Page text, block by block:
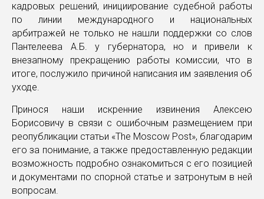
кадровых решений, инициирование судебной работы
по линии международного и национальных
арбитражей не только не нашли поддержки со слов
Пантелеева А.Б. у губернатора, но и привели к
внезапному прекращению работы комиссии, что в
итоге, послужило причиной написания им заявления об
уходе.
Принося наши искренние извинения Алексею
Борисовичу в связи с ошибочным размещением при
реопубликации статьи «The Moscow Post», благодарим
его за понимание, а также предоставленную редакции
возможность подробно ознакомиться с его позицией
и документами по спорной статье и затронутым в ней
вопросам.